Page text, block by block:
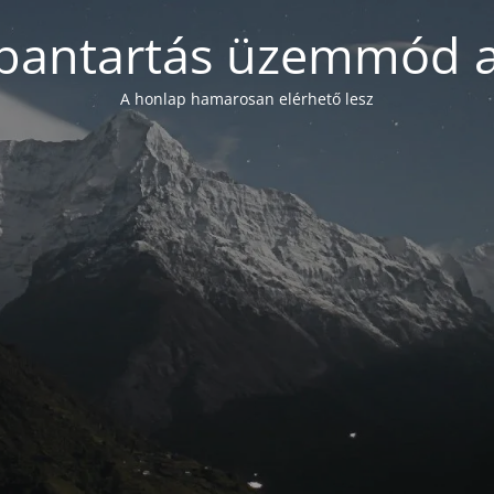
üzemmód
A honlap hamarosan elérhető lesz